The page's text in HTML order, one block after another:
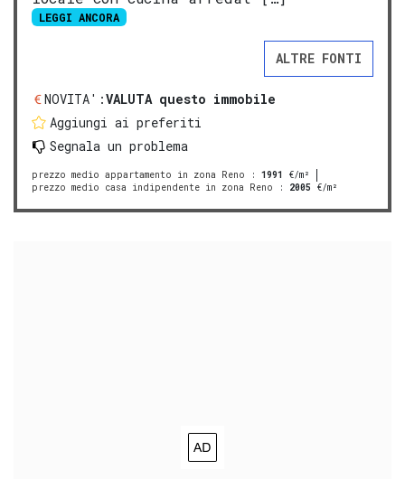
LEGGI ANCORA
ALTRE FONTI
NOVITA':VALUTA questo immobile
Aggiungi ai preferiti
Segnala un problema
prezzo medio appartamento in zona Reno : 1991
€/m²
prezzo medio casa indipendente in zona Reno : 2005 €/m²